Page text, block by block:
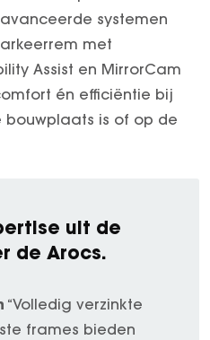
systemen
met
Assist en MirrorCam
én efficiëntie bij
bouwplaats is of op de
uit de
de Arocs.
“Volledig verzinkte
frames bieden